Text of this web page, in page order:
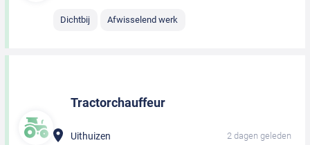
Dichtbij Afwisselend werk
Tractorchauffeur
Uithuizen 2 dagen geleden